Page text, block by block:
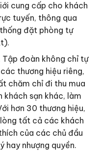
cung cấp cho khách
tuyến, thông qua
đặt phòng tự
đoàn không chỉ tự
thương hiệu riêng,
chăm chỉ đi thu mua
sạn khác, làm
hơn 30 thương hiệu,
tất cả các khách
của các chủ đầu
hay nhượng quyền.